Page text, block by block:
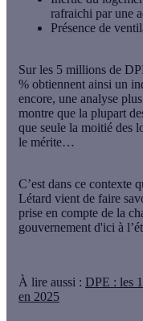
rafraichi par une
Présence de
Sur les 5 millions de
% obtiennent ainsi un
encore, une analyse
montre que la plupart
que seule la moitié des
le mérite…
C’est dans ce contexte
Létard vient de faire
prise en compte de la
gouvernement d'ici à
À lire aussi : DPE : les
en 2025